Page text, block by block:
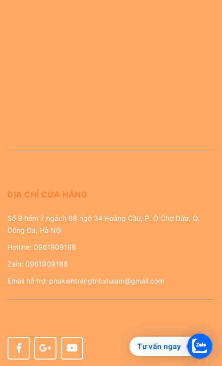
Tư vấn ngay
ĐỊA CHỈ CỬA HÀNG
Số 9 hẻm 7 ngách 68 ngõ 34 Hoàng Cầu, P. Ô Chợ Dừa, Q.
Đống Đa, Hà Nội
Hotline: 0961909188
Zalo: 0961909188
Email hỗ trợ: phukientrangtritoitulam@gmail.com